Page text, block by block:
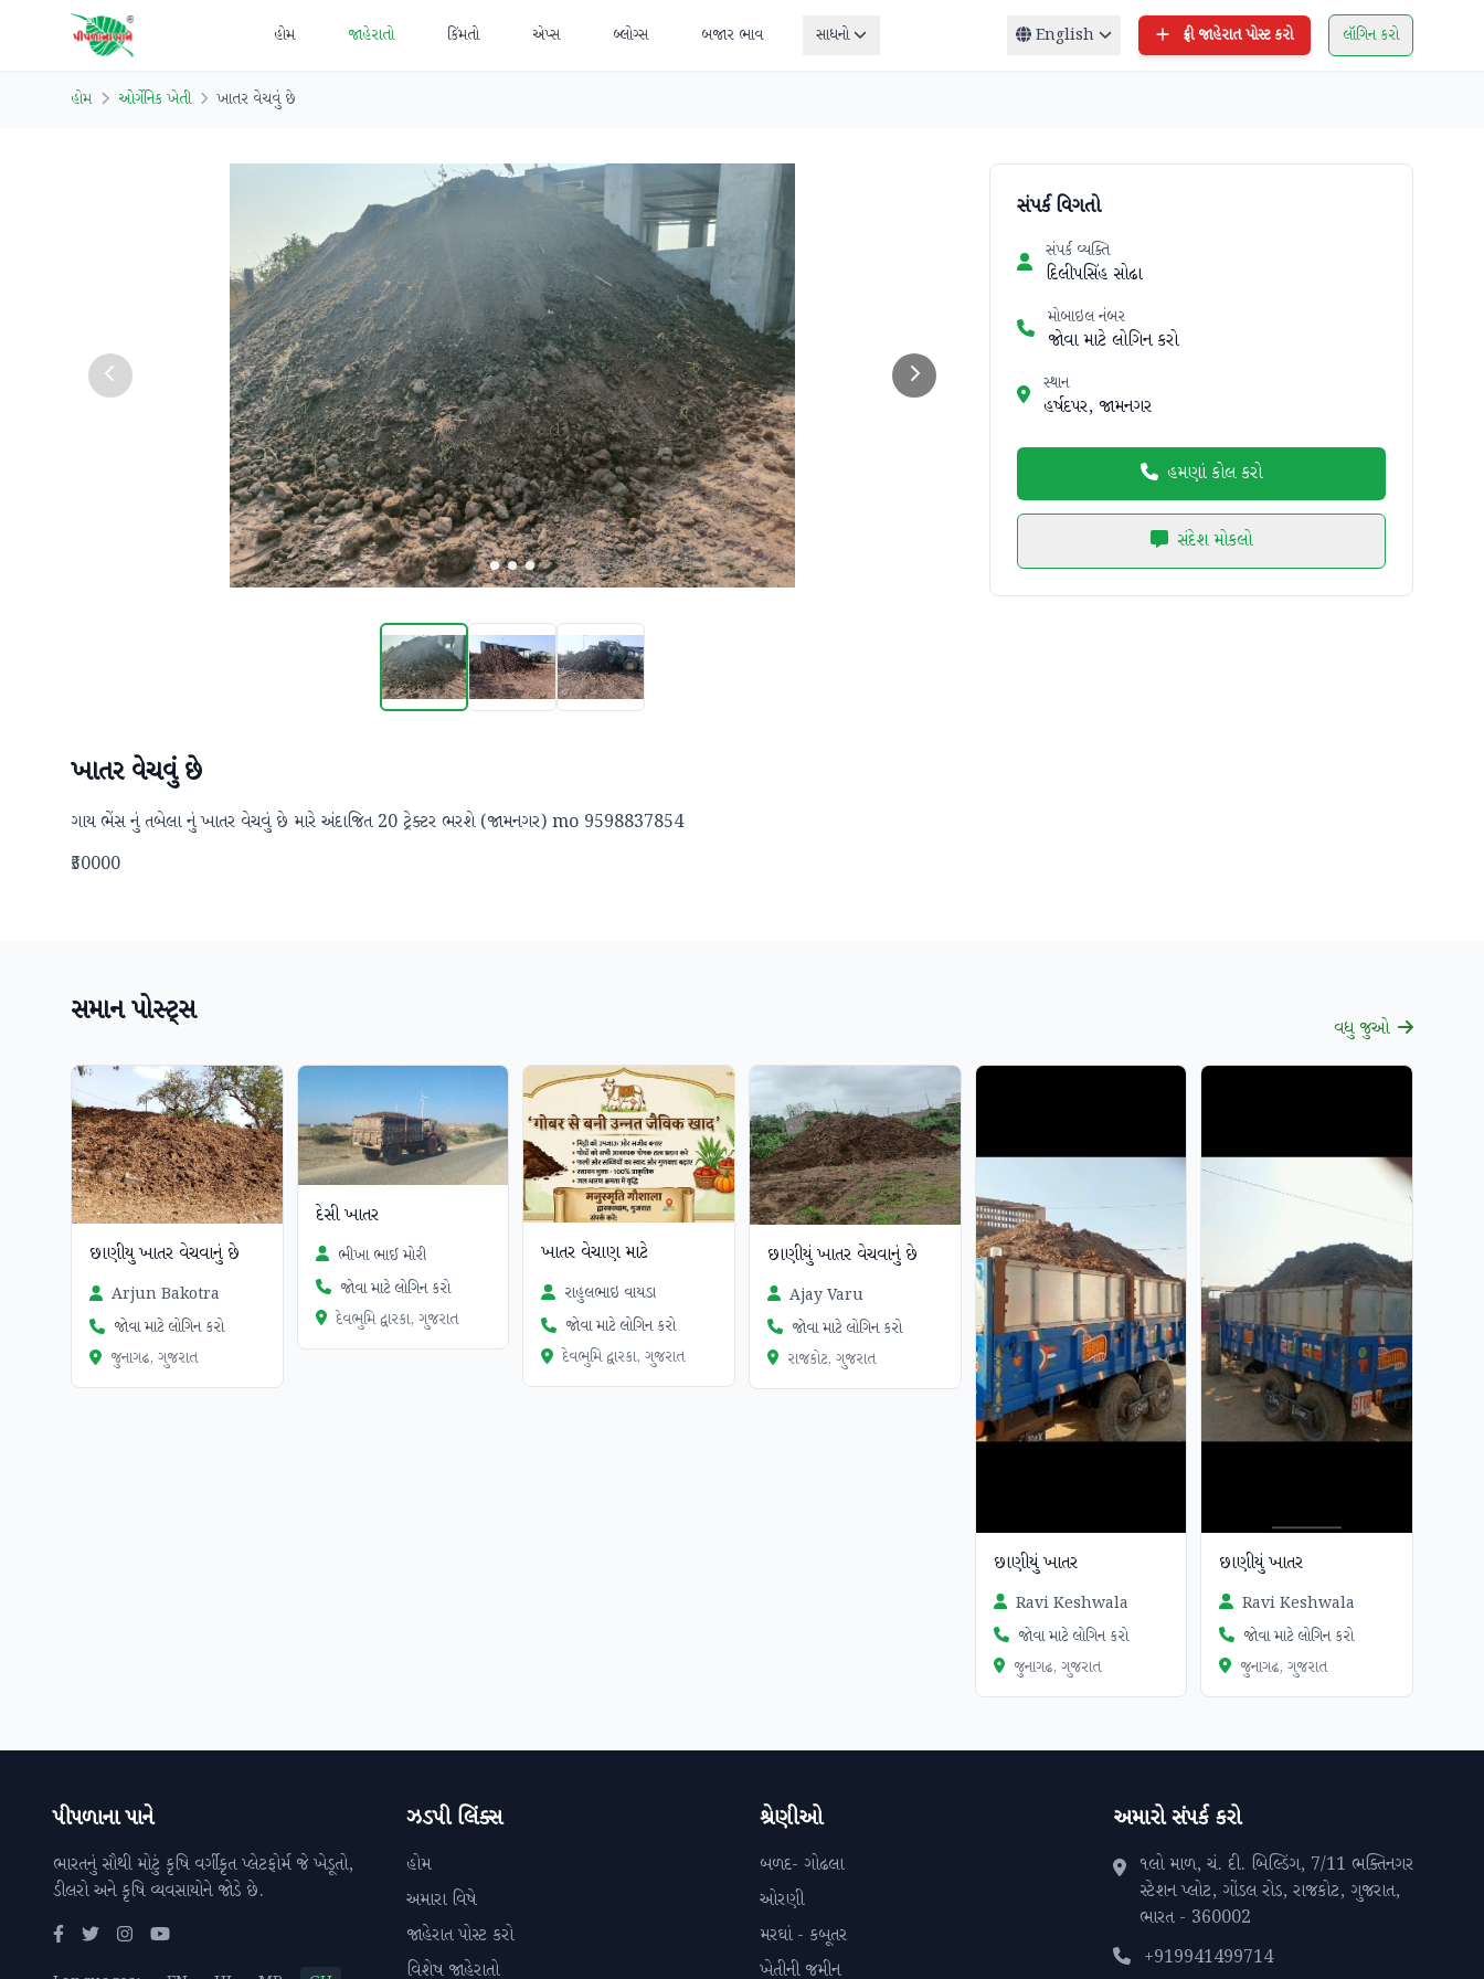
હોમ જાહેરાતો કિંમતો એપ્સ બ્લોગ્સ બજાર ભાવ સાધનો English ફ્રી જાહેરાત પોસ્ટ કરો લૉગિન કરો
હોમ ઓર્ગેનિક ખેતી ખાતર વેચવું છે
ખાતર વેચવું છે
ગાય ભેંસ નું તબેલા નું ખાતર વેચવું છે મારે અંદાજિત 20 ટ્રેક્ટર ભરશે (જામનગર) mo 9598837854
₹50000
સંપર્ક વિગતો
સંપર્ક વ્યક્તિ
દિલીપસિંહ સોઢા
મોબાઇલ નંબર
જોવા માટે લોગિન કરો
સ્થાન
હર્ષદપર, જામનગર
હમણાં કોલ કરો
સંદેશ મોકલો
સમાન પોસ્ટ્સ વધુ જુઓ
છાણીયુ ખાતર વેચવાનું છે
Arjun Bakotra
જોવા માટે લોગિન કરો
જુનાગઢ, ગુજરાત
દેસી ખાતર
ભીખા ભાઈ મોરી
જોવા માટે લોગિન કરો
દેવભુમિ દ્વારકા, ગુજરાત
ખાતર વેચાણ માટે
રાહુલભાઇ વાયડા
જોવા માટે લોગિન કરો
દેવભુમિ દ્વારકા, ગુજરાત
છાણીયું ખાતર વેચવાનું છે
Ajay Varu
જોવા માટે લોગિન કરો
રાજકોટ, ગુજરાત
છાણીયું ખાતર
Ravi Keshwala
જોવા માટે લોગિન કરો
જુનાગઢ, ગુજરાત
છાણીયું ખાતર
Ravi Keshwala
જોવા માટે લોગિન કરો
જુનાગઢ, ગુજરાત
પીપળાના પાને
ભારતનું સૌથી મોટું કૃષિ વર્ગીકૃત પ્લેટફોર્મ જે ખેડૂતો,
ડીલરો અને કૃષિ વ્યવસાયોને જોડે છે.
ઝડપી લિંક્સ
હોમ
અમારા વિષે
જાહેરાત પોસ્ટ કરો
વિશેષ જાહેરાતો
શ્રેણીઓ
બળદ- ગોઢલા
ઓરણી
મરઘાં - કબૂતર
ખેતીની જમીન
અમારો સંપર્ક કરો
૧લો માળ, ચં. દી. બિલ્ડિંગ, 7/11 ભક્તિનગર
સ્ટેશન પ્લોટ, ગોંડલ રોડ, રાજકોટ, ગુજરાત,
ભારત - 360002
+919941499714